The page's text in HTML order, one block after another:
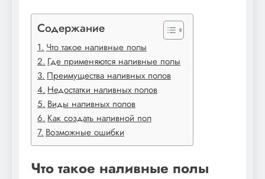
Содержание
Что такое наливные полы
Где применяются наливные полы
Преимущества наливных полов
Недостатки наливных полов
Виды наливных полов
Как создать наливной пол
Возможные ошибки
Что такое наливные полы